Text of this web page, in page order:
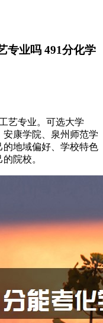
专业吗 491分化学
艺专业。可选大学
康学院、泉州师范学
的地域偏好、学校特色
院校。